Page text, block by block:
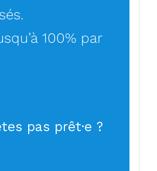
100% par
pas prêt·e ?